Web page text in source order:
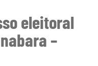
eleitoral
–